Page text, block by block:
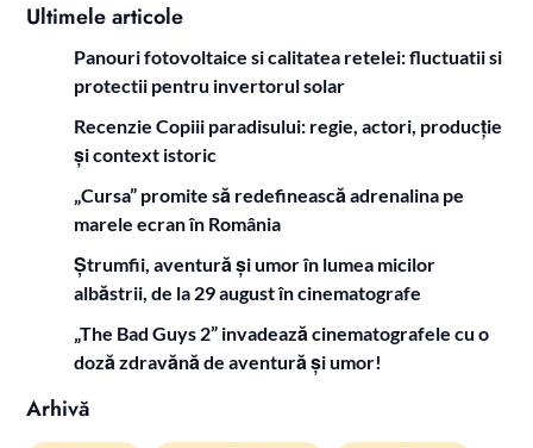
Ultimele articole
Panouri fotovoltaice si calitatea retelei: fluctuatii si
protectii pentru invertorul solar
Recenzie Copiii paradisului: regie, actori, producție
și context istoric
„Cursa” promite să redefinească adrenalina pe
marele ecran în România
Ștrumfii, aventură și umor în lumea micilor
albăstrii, de la 29 august în cinematografe
„The Bad Guys 2” invadează cinematografele cu o
doză zdravănă de aventură și umor!
Arhivă